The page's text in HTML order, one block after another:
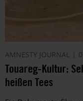
AMNESTY JOURNAL
Touareg-Kultur:
heißen Tees